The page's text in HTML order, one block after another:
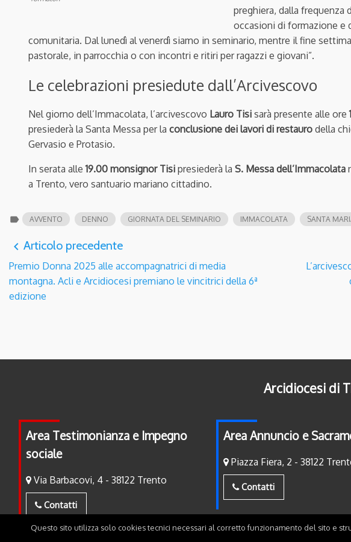
preghiera, dalla
occasioni di formazione e
comunitaria. Dal lunedì al venerdì siamo in seminario, mentre il fine
pastorale, in parrocchia o con incontri e ritiri per ragazzi e giovani”.
Le celebrazioni presiedute dall’Arcivescovo
Nel giorno dell’Immacolata, l’arcivescovo Lauro Tisi sarà presente alle ore
presiederà la Santa Messa per la conclusione dei lavori di restauro della
Gervasio e Protasio.
In serata alle19.00 monsignor Tisi presiederà la S. Messa dell’Immacolata
a Trento, vero santuario mariano cittadino.
label AVVENTO DENNO GIORNATA DEL SEMINARIO IMMACOLATA SANTA
navigate_before Articolo precedente
Premio Donna 2025 alle accompagnatrici di media
montagna. Acli e Arcidiocesi premiano le vincitrici della 6ª
edizione
Arcidiocesi di
Area Testimonianza e Impegno
sociale
Via Barbacovi, 4 - 38122 Trento
Contatti
Area Annuncio e
Piazza Fiera, 2 - 38122
Contatti
Questo sito utilizza solo cookies tecnici necessari al corretto funzionamento del sito e